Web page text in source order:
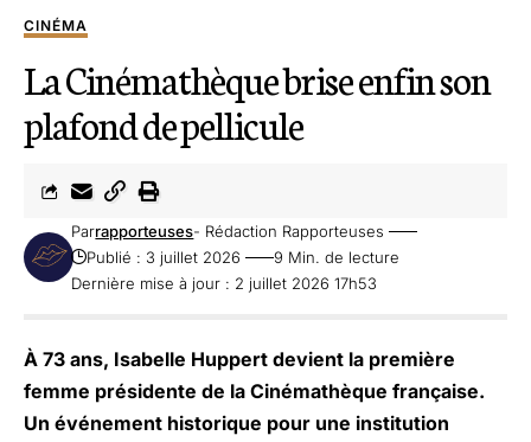
CINÉMA
La Cinémathèque brise enfin son
plafond de pellicule
Dernière mise à jour : 2 juillet 2026 17h53
Parrapporteuses- Rédaction Rapporteuses
Publié : 3 juillet 2026
9 Min. de lecture
À 73 ans, Isabelle Huppert devient la première
femme présidente de la Cinémathèque française.
Un événement historique pour une institution